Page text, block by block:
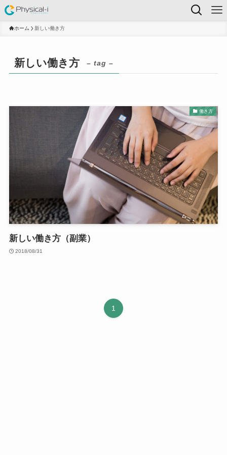
ホーム 新しい働き方
新しい働き方 – tag –
働き方
新しい働き方（副業）
2018/08/31
1